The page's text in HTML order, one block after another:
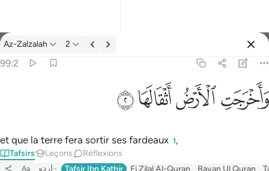
Tafsir: Az-Zalzalah 99:2
Az-Zalzalah 2
99:2
ﱺﱻﱼﱽ
et que la terre fera sortir ses fardeaux 1,
Tafsirs Leçons Réflexions
Aa اردو Tafsir Ibn Kathir Fi Zilal Al-Quran Bayan Ul Quran